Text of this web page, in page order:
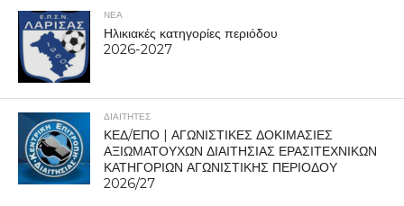
ΝΕΑ
Ηλικιακές κατηγορίες περιόδου
2026-2027
ΔΙΑΙΤΗΤΕΣ
ΚΕΔ/ΕΠΟ | ΑΓΩΝΙΣΤΙΚΕΣ ΔΟΚΙΜΑΣΙΕΣ
ΑΞΙΩΜΑΤΟΥΧΩΝ ΔΙΑΙΤΗΣΙΑΣ ΕΡΑΣΙΤΕΧΝΙΚΩΝ
ΚΑΤΗΓΟΡΙΩΝ ΑΓΩΝΙΣΤΙΚΗΣ ΠΕΡΙΟΔΟΥ
2026/27